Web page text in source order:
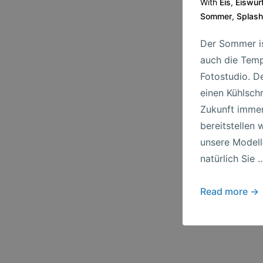
With Eis,
Sommer, Splash
Der Sommer
auch die
Fotostudio.
einen
Zukunft
bereitstellen
unsere
natürlich Sie
Kühle
Read more →